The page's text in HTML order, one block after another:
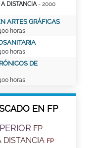
DISTANCIA- 2000
ARTES GRÁFICAS
horas
horas
DE
horas
EN FP
FP
DISTANCIA FP